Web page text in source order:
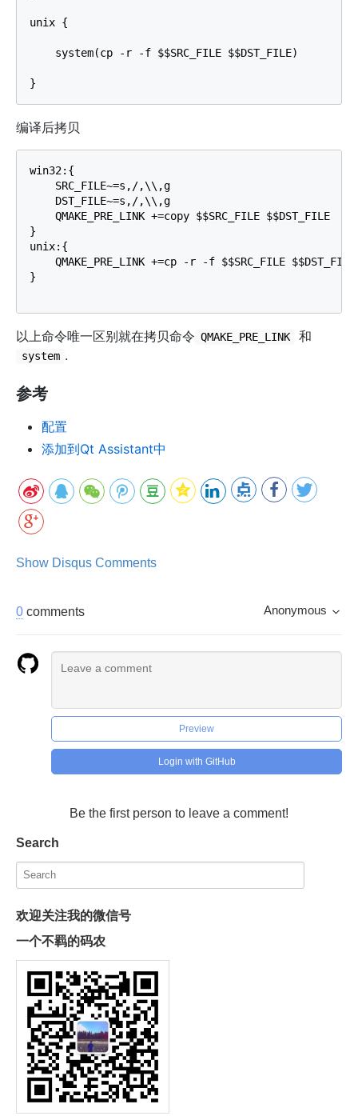
unix {
    system(cp -r -f $$SRC_FILE $$DST_FILE)
编译后拷贝
win32:{
    SRC_FILE~=s,/,\\,g
    DST_FILE~=s,/,\\,g
    QMAKE_PRE_LINK +=copy $$SRC_FILE $$DST_FILE
}
unix:{
    QMAKE_PRE_LINK +=cp -r -f $$SRC_FILE $$DST_FILE
}
以上命令唯一区别就在拷贝命令 QMAKE_PRE_LINK 和
system .
参考
配置
添加到Qt Assistant中
Show Disqus Comments
0 comments Anonymous
Preview
Login with GitHub
Be the first person to leave a comment!
Search
欢迎关注我的微信号
一个不羁的码农